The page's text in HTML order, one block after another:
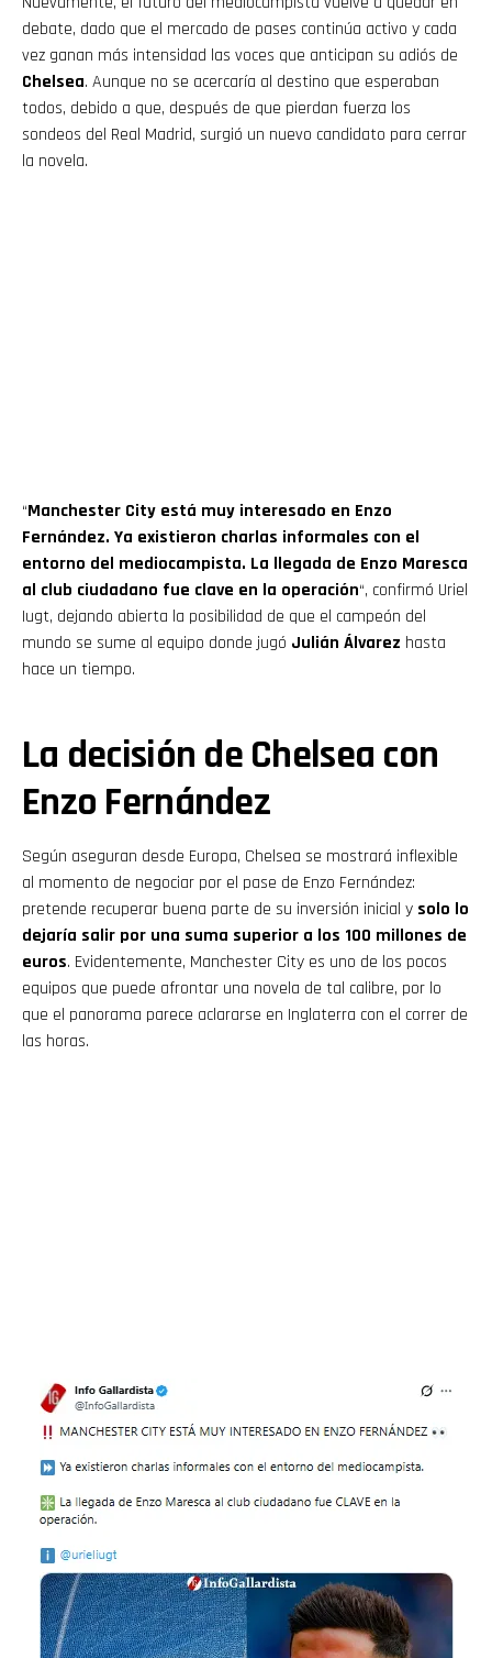
debate, dado que el mercado de pases continúa activo y cada
vez ganan más intensidad las voces que anticipan su adiós de
Chelsea. Aunque no se acercaría al destino que esperaban
todos, debido a que, después de que pierdan fuerza los
sondeos del Real Madrid, surgió un nuevo candidato para cerrar
la novela.
“Manchester City está muy interesado en Enzo
Fernández. Ya existieron charlas informales con el
entorno del mediocampista. La llegada de Enzo Maresca
al club ciudadano fue clave en la operación“, confirmó Uriel
Iugt, dejando abierta la posibilidad de que el campeón del
mundo se sume al equipo donde jugó Julián Álvarez hasta
hace un tiempo.
La decisión de Chelsea con
Enzo Fernández
Según aseguran desde Europa, Chelsea se mostrará inflexible
al momento de negociar por el pase de Enzo Fernández:
pretende recuperar buena parte de su inversión inicial y solo lo
dejaría salir por una suma superior a los 100 millones de
euros. Evidentemente, Manchester City es uno de los pocos
equipos que puede afrontar una novela de tal calibre, por lo
que el panorama parece aclararse en Inglaterra con el correr de
las horas.